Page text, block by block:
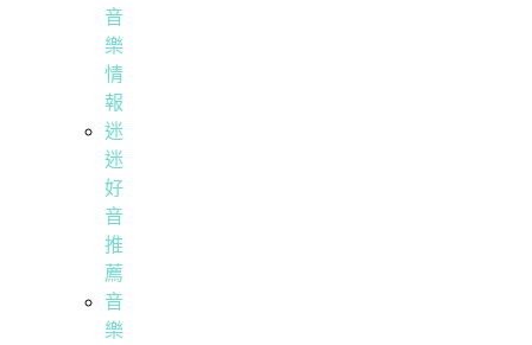
音
樂
情
報
迷
迷
好
音
推
薦
音
樂